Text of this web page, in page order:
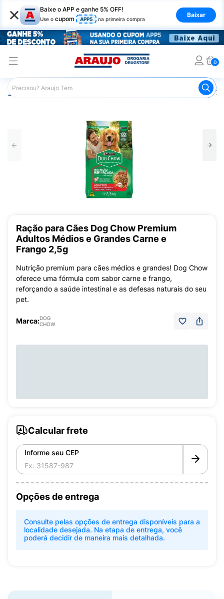
× Baixe o APP e ganhe 5% OFF!
Use o cupom APP5 na primeira compra
Baixar
0
Araujo Pet Shop Ração para Cachorro
Ração para Cães Dog Chow Premium
Adultos Médios e Grandes Carne e
Frango 2,5g
Nutrição premium para cães médios e grandes! Dog Chow
oferece uma fórmula com sabor carne e frango,
reforçando a saúde intestinal e as defesas naturais do seu
pet.
Marca:DOG
CHOW
Calcular frete
Informe seu CEP
Opções de entrega
Consulte pelas opções de entrega disponíveis para a
localidade desejada. Na etapa de entrega, você
poderá decidir de maneira mais detalhada.